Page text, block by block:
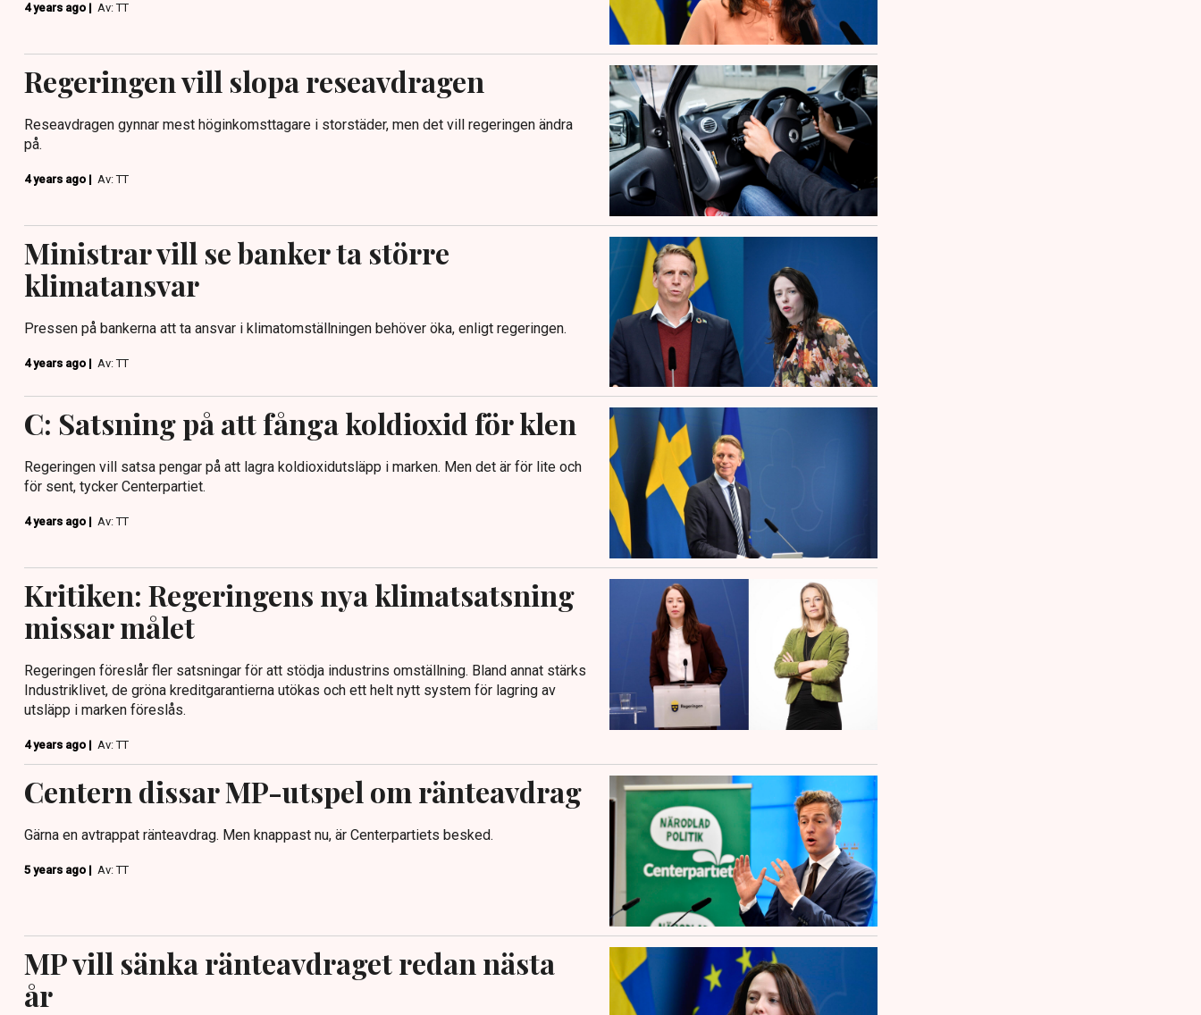
4 years ago | Av: TT
Regeringen vill slopa reseavdragen
Reseavdragen gynnar mest höginkomsttagare i storstäder, men det vill regeringen ändra
på.
4 years ago | Av: TT
Ministrar vill se banker ta större
klimatansvar
Pressen på bankerna att ta ansvar i klimatomställningen behöver öka, enligt regeringen.
4 years ago | Av: TT
C: Satsning på att fånga koldioxid för klen
Regeringen vill satsa pengar på att lagra koldioxidutsläpp i marken. Men det är för lite och
för sent, tycker Centerpartiet.
4 years ago | Av: TT
Kritiken: Regeringens nya klimatsatsning
missar målet
Regeringen föreslår fler satsningar för att stödja industrins omställning. Bland annat stärks
Industriklivet, de gröna kreditgarantierna utökas och ett helt nytt system för lagring av
utsläpp i marken föreslås.
4 years ago | Av: TT
Centern dissar MP-utspel om ränteavdrag
Gärna en avtrappat ränteavdrag. Men knappast nu, är Centerpartiets besked.
5 years ago | Av: TT
MP vill sänka ränteavdraget redan nästa
år